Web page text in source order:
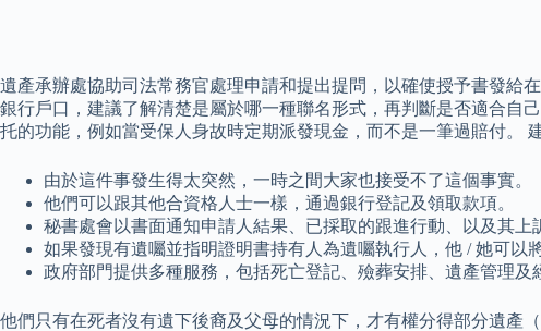
遺產承辦處協助司法常務官處理申請和提出提問，以確使授予書發給
銀行戶口，建議了解清楚是屬於哪一種聯名形式，再判斷是否適合自
托的功能，例如當受保人身故時定期派發現金，而不是一筆過賠付。
由於這件事發生得太突然，一時之間大家也接受不了這個事實。
他們可以跟其他合資格人士一樣，通過銀行登記及領取款項。
秘書處會以書面通知申請人結果、已採取的跟進行動、以及其上
如果發現有遺囑並指明證明書持有人為遺囑執行人，他 / 她可以
政府部門提供多種服務，包括死亡登記、殮葬安排、遺產管理及
他們只有在死者沒有遺下後裔及父母的情況下，才有權分得部分遺產